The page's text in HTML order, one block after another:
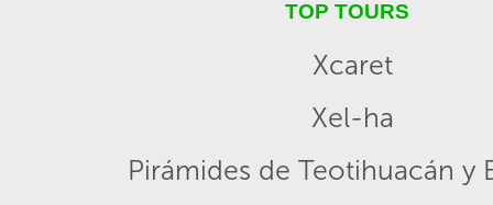
TOP TOURS
Xcaret
Xel-ha
Pirámides de Teotihuacán y